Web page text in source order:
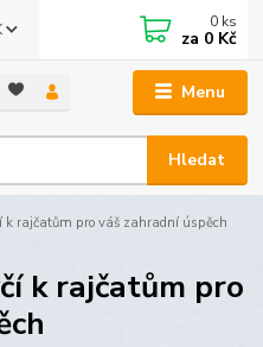
Menu
Hledat
0 ks
za 0 Kč
k rajčatům pro váš zahradní úspěch
k rajčatům pro